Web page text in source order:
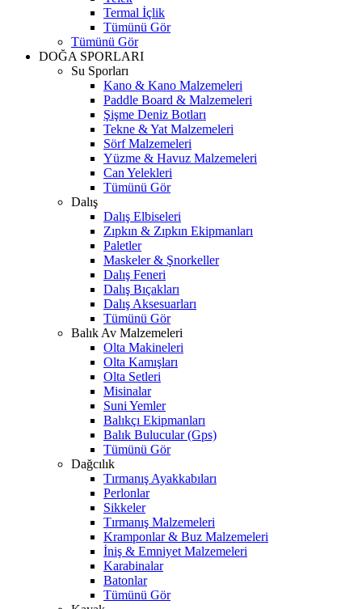
Termal İçlik
Tümünü Gör
Tümünü Gör
DOĞA SPORLARI
Su Sporları
Kano & Kano Malzemeleri
Paddle Board & Malzemeleri
Şişme Deniz Botları
Tekne & Yat Malzemeleri
Sörf Malzemeleri
Yüzme & Havuz Malzemeleri
Can Yelekleri
Tümünü Gör
Dalış
Dalış Elbiseleri
Zıpkın & Zıpkın Ekipmanları
Paletler
Maskeler & Şnorkeller
Dalış Feneri
Dalış Bıçakları
Dalış Aksesuarları
Tümünü Gör
Balık Av Malzemeleri
Olta Makineleri
Olta Kamışları
Olta Setleri
Misinalar
Suni Yemler
Balıkçı Ekipmanları
Balık Bulucular (Gps)
Tümünü Gör
Dağcılık
Tırmanış Ayakkabıları
Perlonlar
Sikkeler
Tırmanış Malzemeleri
Kramponlar & Buz Malzemeleri
İniş & Emniyet Malzemeleri
Karabinalar
Batonlar
Tümünü Gör